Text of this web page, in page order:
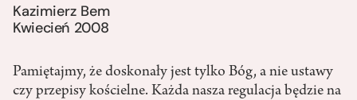
Kazimierz Bem
Kwiecień 2008
Pamiętajmy, że doskonały jest tylko Bóg, a nie ustawy
czy przepisy kościelne. Każda nasza regulacja będzie na